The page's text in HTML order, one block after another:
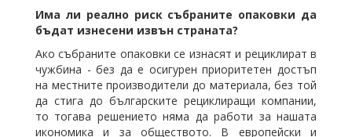
Има ли реално риск събраните опаковки да
бъдат изнесени извън страната?
Ако събраните опаковки се изнасят и рециклират в
чужбина - без да е осигурен приоритетен достъп
на местните производители до материала, без той
да стига до българските рециклиращи компании,
то тогава решението няма да работи за нашата
икономика и за обществото. В европейски и